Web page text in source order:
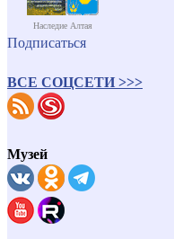
Наследие Алтая
Подписаться
ВСЕ СОЦСЕТИ >>>
Музей